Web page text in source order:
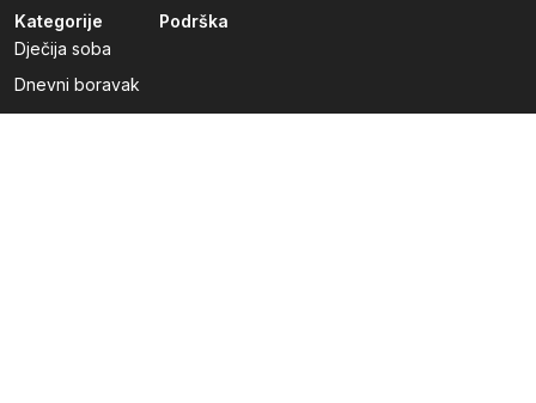
Kategorije
Dječija soba
Dnevni boravak
Kuhinje po mjeri
Podrška